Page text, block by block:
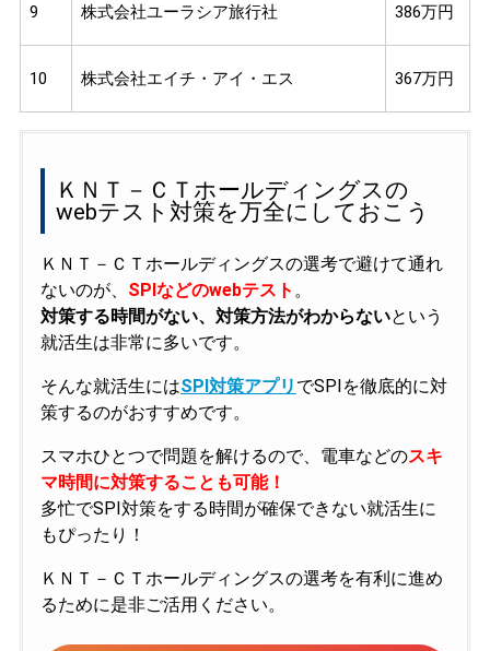
9 株式会社ユーラシア旅行社 386万円
10 株式会社エイチ・アイ・エス 367万円
ＫＮＴ－ＣＴホールディングスの
webテスト対策を万全にしておこう
ＫＮＴ－ＣＴホールディングスの選考で避けて通れ
ないのが、 SPIなどのwebテスト 。
対策する時間がない、対策方法がわからないという
就活生は非常に多いです。
そんな就活生にはSPI対策アプリ でSPIを徹底的に対
策するのがおすすめです。
スマホひとつで問題を解けるので、電車などのスキ
マ時間に対策することも可能！
多忙でSPI対策をする時間が確保できない就活生に
もぴったり！
ＫＮＴ－ＣＴホールディングスの選考を有利に進め
るために是非ご活用ください。